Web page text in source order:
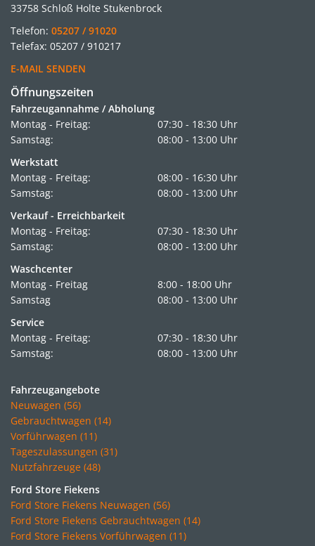
33758 Schloß Holte Stukenbrock
Telefon: 05207 / 91020
Telefax: 05207 / 910217
E-MAIL SENDEN
Öffnungszeiten
Fahrzeugannahme / Abholung
Montag - Freitag:
07:30 - 18:30 Uhr
Samstag:
08:00 - 13:00 Uhr
Werkstatt
Montag - Freitag:
08:00 - 16:30 Uhr
Samstag:
08:00 - 13:00 Uhr
Verkauf - Erreichbarkeit
Montag - Freitag:
07:30 - 18:30 Uhr
Samstag:
08:00 - 13:00 Uhr
Waschcenter
Montag - Freitag
8:00 - 18:00 Uhr
Samstag
08:00 - 13:00 Uhr
Service
Montag - Freitag:
07:30 - 18:30 Uhr
Samstag:
08:00 - 13:00 Uhr
Fahrzeugangebote
Neuwagen (56)
Gebrauchtwagen (14)
Vorführwagen (11)
Tageszulassungen (31)
Nutzfahrzeuge (48)
Ford Store Fiekens
Ford Store Fiekens Neuwagen (56)
Ford Store Fiekens Gebrauchtwagen (14)
Ford Store Fiekens Vorführwagen (11)